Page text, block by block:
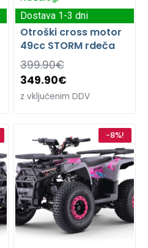
Otroški cross motor
49cc STORM rdeča
399.90€
349.90€
z vključenim DDV
Dostava 1-3 dni
-8%!